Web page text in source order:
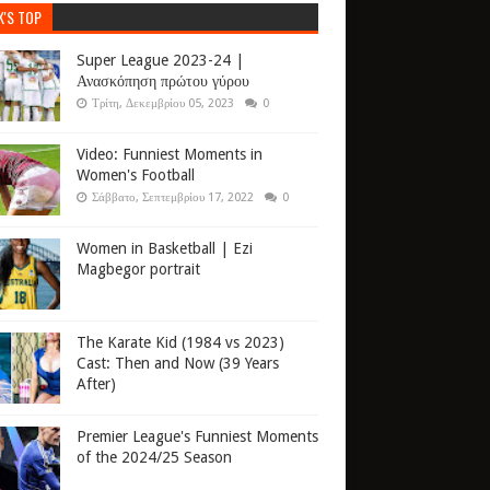
TOP
Super League 2023-24 |
Ανασκόπηση πρώτου γύρου
Τρίτη, Δεκεμβρίου 05, 2023 0
Video: Funniest Moments in
Women's Football
Σάββατο, Σεπτεμβρίου 17, 2022 0
Women in Basketball | Ezi
Magbegor portrait
The Karate Kid (1984 vs 2023)
Cast: Then and Now (39 Years
After)
Premier League's Funniest Moments
of the 2024/25 Season